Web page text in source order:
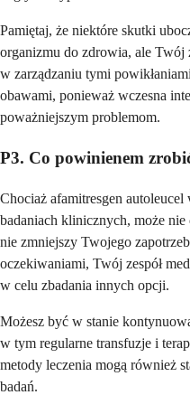
Pamiętaj, że niektóre skutki
organizmu do zdrowia, ale Twój
w zarządzaniu tymi
obawami, ponieważ wczesna
poważniejszym problemom.
P3. Co powinienem
Chociaż afamitresgen
badaniach klinicznych, może nie
nie zmniejszy Twojego
oczekiwaniami, Twój zespół
w celu zbadania innych opcji.
Możesz być w stanie
w tym regularne transfuzje i
metody leczenia mogą również
badań.